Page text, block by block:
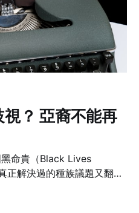
？ 亞裔不能再
命貴（Black Lives
正解決過的種族議題又翻起
被原諒？但是在這一次的風